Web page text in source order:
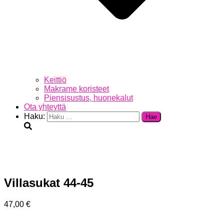
Keittiö
Makrame koristeet
Piensisustus, huonekalut
Ota yhteyttä
Haku:
Villasukat 44-45
47,00 €